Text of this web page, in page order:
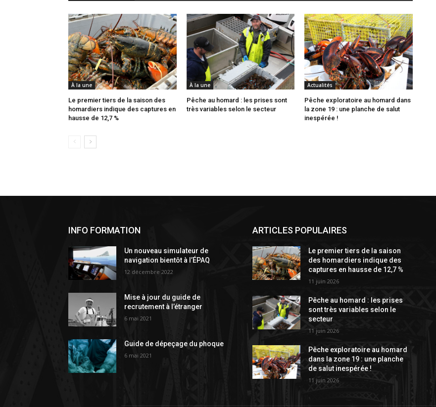
À la une
Le premier tiers de la saison des
homardiers indique des captures en
hausse de 12,7 %
À la une
Pêche au homard : les prises sont
très variables selon le secteur
Actualités
Pêche exploratoire au homard dans
la zone 19 : une planche de salut
inespérée !
INFO FORMATION
Un nouveau simulateur de
navigation bientôt à l’ÉPAQ
12 décembre 2022
Mise à jour du guide de
recrutement à l’étranger
6 mai 2021
Guide de dépeçage du phoque
6 mai 2021
ARTICLES POPULAIRES
Le premier tiers de la saison
des homardiers indique des
captures en hausse de 12,7 %
11 juin 2026
Pêche au homard : les prises
sont très variables selon le
secteur
11 juin 2026
Pêche exploratoire au homard
dans la zone 19 : une planche
de salut inespérée !
11 juin 2026